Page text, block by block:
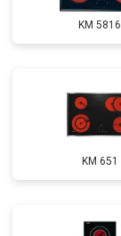
KM 5816
KM 651